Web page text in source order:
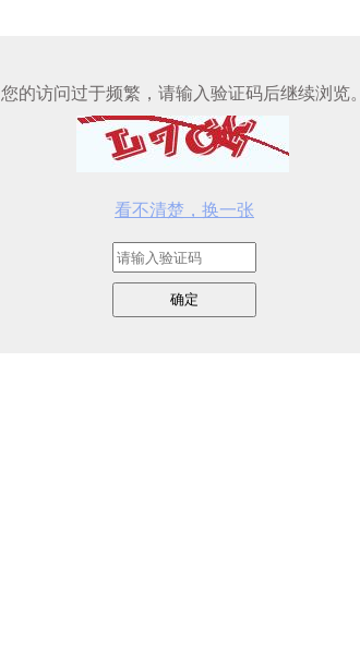
您的访问过于频繁，请输入验证码后继续浏览。
看不清楚，换一张